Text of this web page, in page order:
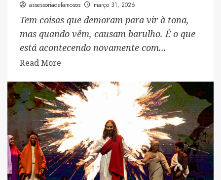
assessoriadefamosos março 31, 2026
Tem coisas que demoram para vir à tona,
mas quando vêm, causam barulho. É o que
está acontecendo novamente com...
Read More
about
Seu
Jorge
vs
Cartola:
a
polêmica
por